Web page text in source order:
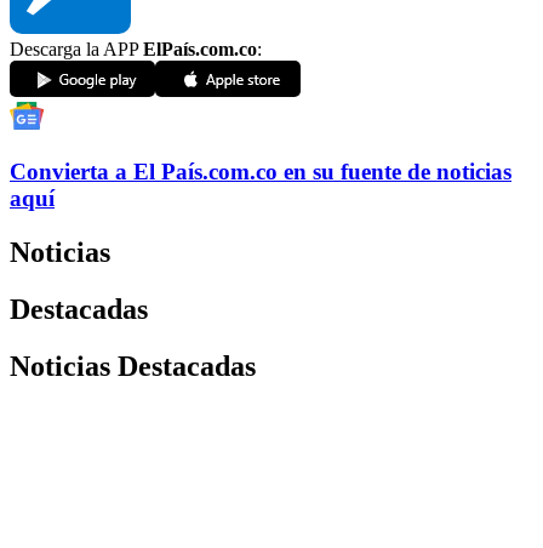
Descarga la APPElPaís.com.co:
Convierta a El País.com.co en su fuente de noticias
aquí
Noticias
Destacadas
Noticias Destacadas